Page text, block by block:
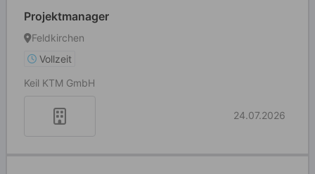
Projektmanager
Feldkirchen
Vollzeit
Keil KTM GmbH
24.07.2026